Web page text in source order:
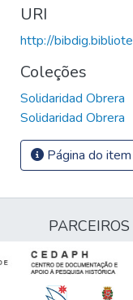
URI
http://
Coleções
Solidaridad Obrera
Solidaridad Obrera
Página do
PARCEIROS